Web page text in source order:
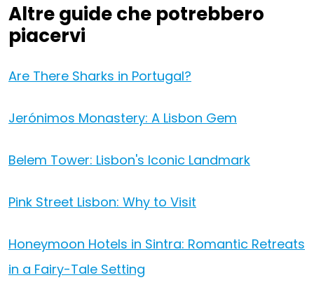
Altre guide che potrebbero
piacervi
Are There Sharks in Portugal?
Jerónimos Monastery: A Lisbon Gem
Belem Tower: Lisbon's Iconic Landmark
Pink Street Lisbon: Why to Visit
Honeymoon Hotels in Sintra: Romantic Retreats
in a Fairy-Tale Setting